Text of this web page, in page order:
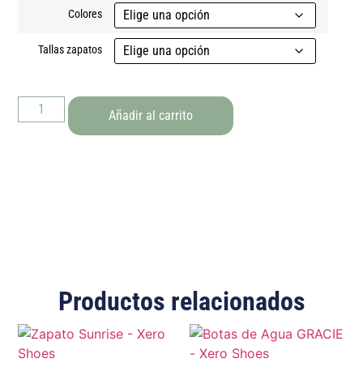
Colores
Tallas zapatos
Añadir al carrito
Productos relacionados